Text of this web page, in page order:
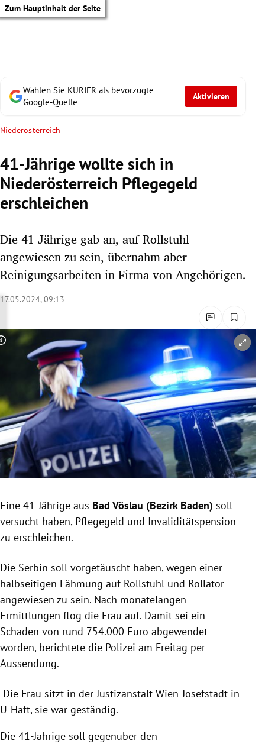
Zum Hauptinhalt der Seite
Untermenü
Untermenü
Untermenü
Untermenü
Untermenü
Untermenü
Untermenü
Untermenü
Untermenü
Wählen Sie KURIER als bevorzugte
Google-Quelle
Aktivieren
Niederösterreich
41-Jährige wollte sich in
Niederösterreich Pflegegeld
erschleichen
Die 41-Jährige gab an, auf Rollstuhl
angewiesen zu sein, übernahm aber
Reinigungsarbeiten in Firma von Angehörigen.
17.05.2024, 09:13
Copyright-Hinweis öffnen/schließen
Eine 41-Jährige aus Bad Vöslau (Bezirk Baden) soll
versucht haben, Pflegegeld und Invaliditätspension
zu erschleichen.
Die Serbin soll vorgetäuscht haben, wegen einer
halbseitigen Lähmung auf Rollstuhl und Rollator
angewiesen zu sein. Nach monatelangen
Ermittlungen flog die Frau auf. Damit sei ein
Schaden von rund 754.000 Euro abgewendet
worden, berichtete die Polizei am Freitag per
Aussendung.
Die Frau sitzt in der Justizanstalt Wien-Josefstadt in
U-Haft, sie war geständig.
Die 41-Jährige soll gegenüber den